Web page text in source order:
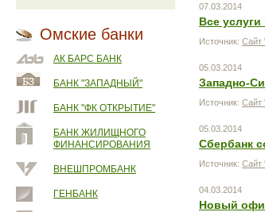
Омские банки
АК БАРС БАНК
БАНК "ЗАПАДНЫЙ"
БАНК "ФК ОТКРЫТИЕ"
БАНК ЖИЛИЩНОГО
ФИНАНСИРОВАНИЯ
ВНЕШПРОМБАНК
ГЕНБАНК
07.03.2014
Все
Источник: Сайт
05.03.2014
Западно-
Источник: Сайт
05.03.2014
Сбербанк
Источник: Сайт
04.03.2014
Новый